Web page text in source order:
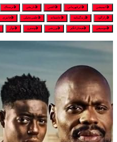
🎬انیمیشن 🎬ابرقهرمانی 🎬اکشن 🎬تاریخی 🎬ترسناک
🎬رازآلود 🎬زندگینامه 🎬عاشقانه 🎬علمی‌تخیلی 🎬فانتزی
🎬موسیقی 🎬هیجان‌انگیز 🎬ورزشی 🎬وسترن 🎬نوآر